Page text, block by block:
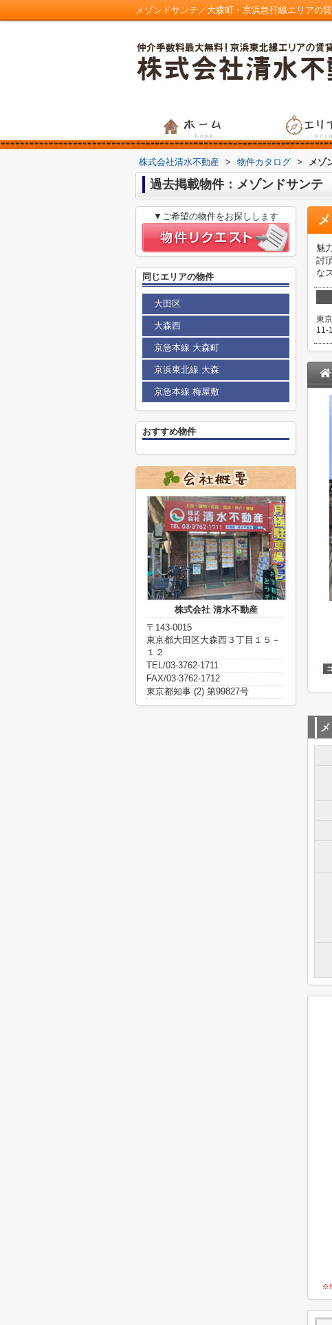
メゾンドサンテ／大森町・京浜急行線エリアの
株式会社清水不動産 > 物件カタログ > メゾ
過去掲載物件：メゾンドサンテ
魅
討
な
東
11-
※
▼ご希望の物件をお探しします
同じエリアの物件
大田区
大森西
京急本線 大森町
京浜東北線 大森
京急本線 梅屋敷
おすすめ物件
株式会社 清水不動産
〒143-0015
東京都大田区大森西３丁目１５－
１２
TEL/03-3762-1711
FAX/03-3762-1712
東京都知事 (2) 第99827号